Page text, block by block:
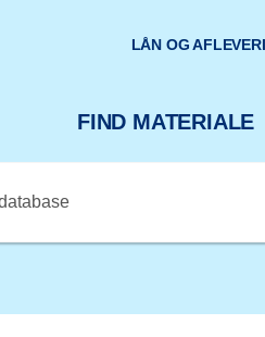
Biblioteks hjemmeside
FIND MATERIALE
LÅN OG